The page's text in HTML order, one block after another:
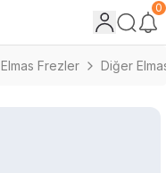
0
Elmas Frezler Diğer